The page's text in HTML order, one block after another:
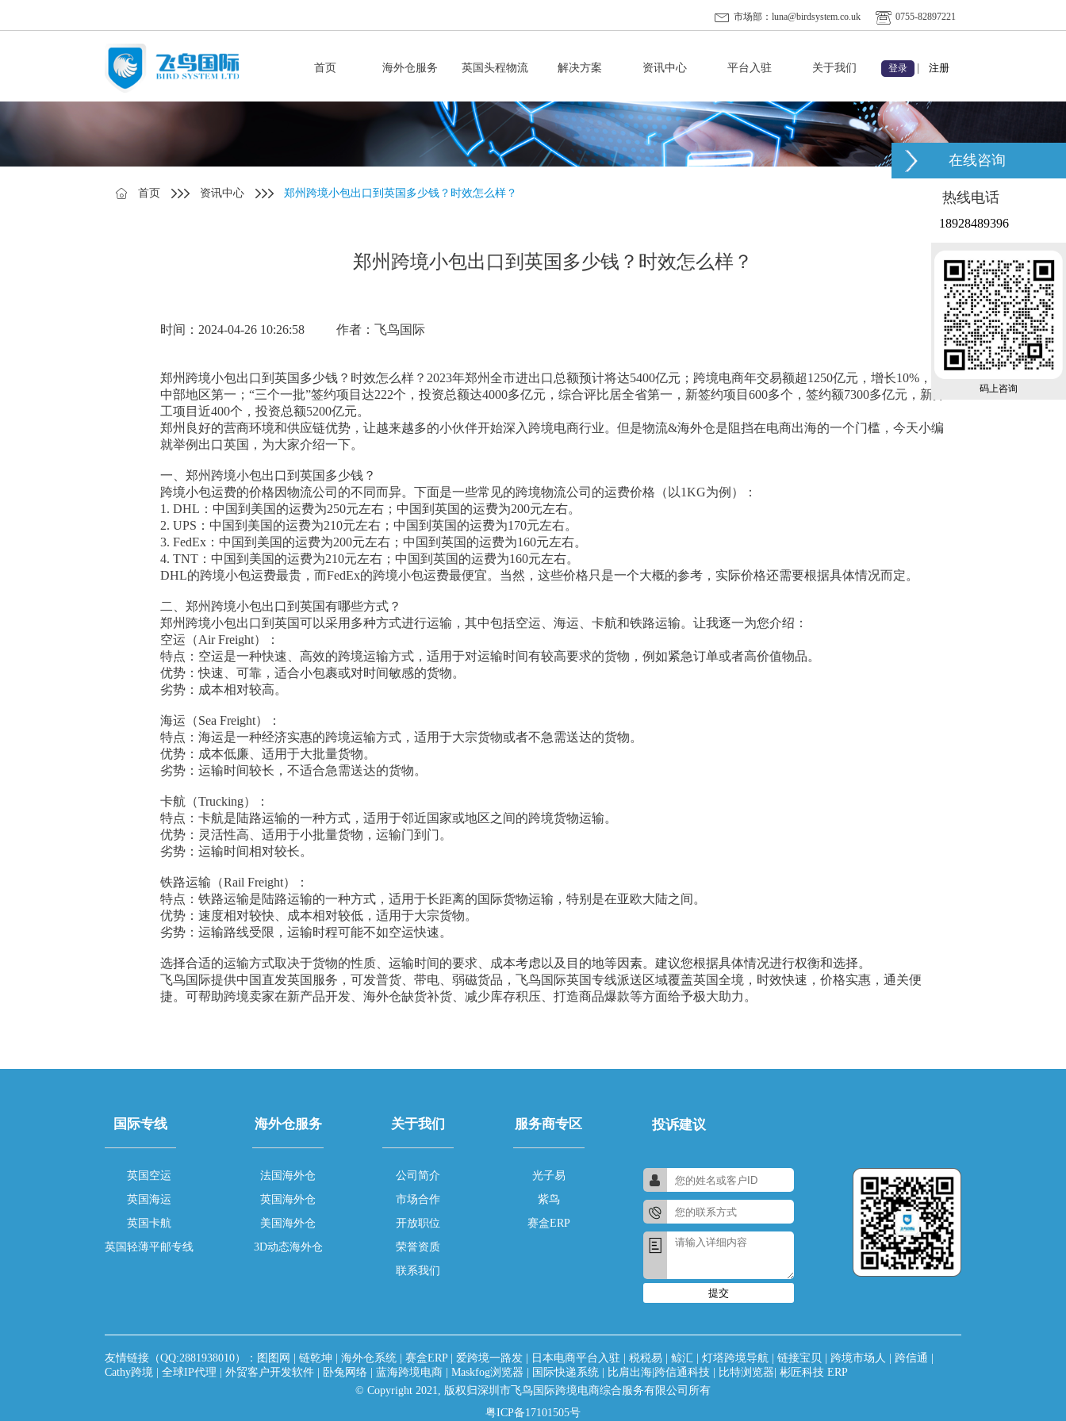
市场部：luna@birdsystem.co.uk 0755-82897221
首页 海外仓服务 英国头程物流 解决方案 资讯中心 平台入驻 关于我们 登录 注册
首页 资讯中心 郑州跨境小包出口到英国多少钱？时效怎么样？
郑州跨境小包出口到英国多少钱？时效怎么样？
时间：2024-04-26 10:26:58 作者：飞鸟国际
郑州跨境小包出口到英国多少钱？时效怎么样？2023年郑州全市进出口总额预计将达5400亿元；跨境电商年交易额超1250亿元，增长10%，居
中部地区第一；“三个一批”签约项目达222个，投资总额达4000多亿元，综合评比居全省第一，新签约项目600多个，签约额7300多亿元，新开
工项目近400个，投资总额5200亿元。
郑州良好的营商环境和供应链优势，让越来越多的小伙伴开始深入跨境电商行业。但是物流&海外仓是阻挡在电商出海的一个门槛，今天小编
就举例出口英国，为大家介绍一下。
一、郑州跨境小包出口到英国多少钱？
跨境小包运费的价格因物流公司的不同而异。下面是一些常见的跨境物流公司的运费价格（以1KG为例）：
1. DHL：中国到美国的运费为250元左右；中国到英国的运费为200元左右。
2. UPS：中国到美国的运费为210元左右；中国到英国的运费为170元左右。
3. FedEx：中国到美国的运费为200元左右；中国到英国的运费为160元左右。
4. TNT：中国到美国的运费为210元左右；中国到英国的运费为160元左右。
DHL的跨境小包运费最贵，而FedEx的跨境小包运费最便宜。当然，这些价格只是一个大概的参考，实际价格还需要根据具体情况而定。
二、郑州跨境小包出口到英国有哪些方式？
郑州跨境小包出口到英国可以采用多种方式进行运输，其中包括空运、海运、卡航和铁路运输。让我逐一为您介绍：
空运（Air Freight）：
特点：空运是一种快速、高效的跨境运输方式，适用于对运输时间有较高要求的货物，例如紧急订单或者高价值物品。
优势：快速、可靠，适合小包裹或对时间敏感的货物。
劣势：成本相对较高。
海运（Sea Freight）：
特点：海运是一种经济实惠的跨境运输方式，适用于大宗货物或者不急需送达的货物。
优势：成本低廉、适用于大批量货物。
劣势：运输时间较长，不适合急需送达的货物。
卡航（Trucking）：
特点：卡航是陆路运输的一种方式，适用于邻近国家或地区之间的跨境货物运输。
优势：灵活性高、适用于小批量货物，运输门到门。
劣势：运输时间相对较长。
铁路运输（Rail Freight）：
特点：铁路运输是陆路运输的一种方式，适用于长距离的国际货物运输，特别是在亚欧大陆之间。
优势：速度相对较快、成本相对较低，适用于大宗货物。
劣势：运输路线受限，运输时程可能不如空运快速。
选择合适的运输方式取决于货物的性质、运输时间的要求、成本考虑以及目的地等因素。建议您根据具体情况进行权衡和选择。
飞鸟国际提供中国直发英国服务，可发普货、带电、弱磁货品，飞鸟国际英国专线派送区域覆盖英国全境，时效快速，价格实惠，通关便
捷。可帮助跨境卖家在新产品开发、海外仓缺货补货、减少库存积压、打造商品爆款等方面给予极大助力。
国际专线
英国空运
英国海运
英国卡航
英国轻薄平邮专线
海外仓服务
法国海外仓
英国海外仓
美国海外仓
3D动态海外仓
关于我们
公司简介
市场合作
开放职位
荣誉资质
联系我们
服务商专区
光子易
紫鸟
赛盒ERP
投诉建议
提交
友情链接（QQ:2881938010）： 图图网 链乾坤 海外仓系统 赛盒ERP| 爱跨境一路发 日本电商平台入驻 税税易 鲸汇 灯塔跨境导航 链接宝贝 跨境市场人 跨信通
Cathy跨境
全球IP代理 外贸客户开发软件 卧兔网络 蓝海跨境电商 Maskfog浏览器 国际快递系统 比肩出海|跨信通科技 比特浏览器 彬匠科技 ERP
© Copyright 2021, 版权归深圳市飞鸟国际跨境电商综合服务有限公司所有
粤ICP备17101505号
在线咨询
热线电话
18928489396
码上咨询